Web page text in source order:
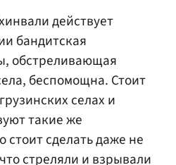
действует
бандитская
обстреливающая
беспомощна. Стоит
селах и
такие же
стоит сделать даже не
стреляли и взрывали